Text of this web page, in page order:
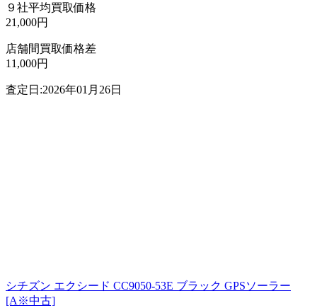
９社平均買取価格
21,000円
店舗間買取価格差
11,000円
査定日:2026年01月26日
シチズン エクシード CC9050-53E ブラック GPSソーラー
[A※中古]